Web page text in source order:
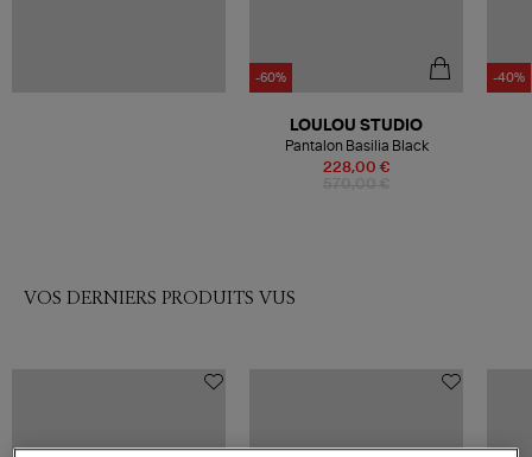
-60%
228,00 €
LOULOU STUDIO
Pantalon Basilia Black
-40%
VOS DERNIERS PRODUITS VUS